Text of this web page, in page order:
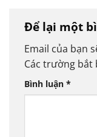
Để lại một
Email của bạn
Các trường bắt
Bình luận *